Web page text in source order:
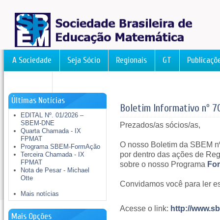
A Sociedade Seja Sócio Regionais GT
Últimas Notícias
EDITAL Nº. 01/2026 –
SBEM-DNE
Quarta Chamada - IX
FPMAT
Programa SBEM-FormAção
Terceira Chamada - IX
FPMAT
Nota de Pesar - Michael
Otte
Mais notícias
Mais Opções
Boletim Informativo nº
Prezados/as sócios/as,
O nosso Boletim da SBEM
por dentro das ações de
sobre o nosso Programa
Convidamos você para ler
Acesse o link: http://